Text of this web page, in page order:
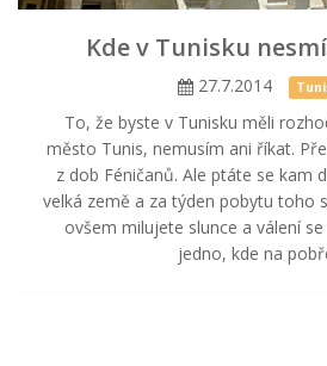
Kde v Tunisku
27.7.2014
To, že byste v Tunisku měli
město Tunis, nemusím ani říkat.
z dob Féničanů. Ale ptáte se kam
velká země a za týden pobytu toho
ovšem milujete slunce a válení
jedno, kde na